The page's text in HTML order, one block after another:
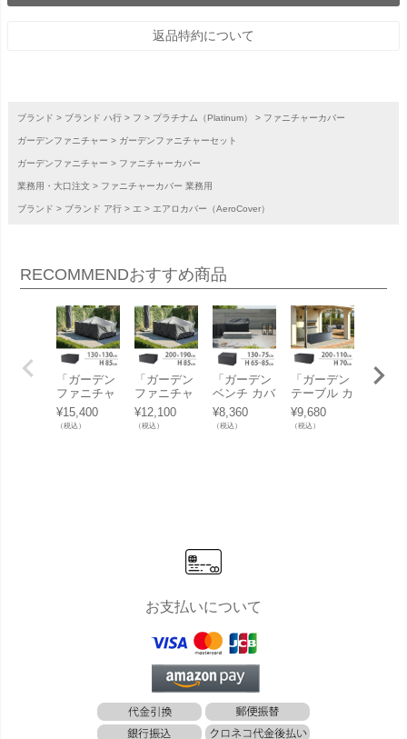
返品特約について
ブランド ブランド ハ行 フ プラチナム（Platinum） ファニチャーカバー
ガーデンファニチャー ガーデンファニチャーセット
ガーデンファニチャー ファニチャーカバー
業務用・大口注文 ファニチャーカバー 業務用
ブランド ブランド ア行 エ エアロカバー（AeroCover）
RECOMMENDおすすめ商品
「ガーデン
ファニチャ
ーセット カ
バー （Gar
den furnitur
¥15,400
（税込）
「ガーデン
ファニチャ
ーセット カ
バー （Gar
den furnitur
島は送料要
¥12,100
（税込）
「ガーデン
ベンチ カバ
ー （Garde
n bench co
ver） エア
¥8,360
（税込）
「ガーデン
テーブル カ
バー（Gard
en table co
ver） エア
¥9,680
（税込）
「ハ
お支払いについて